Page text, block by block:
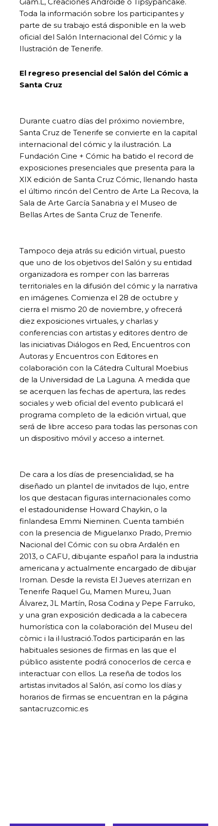
Toda la información sobre los participantes y
parte de su trabajo está disponible en la web
oficial del Salón Internacional del Cómic y la
Ilustración de Tenerife.
El regreso presencial del Salón del Cómic a
Santa Cruz
Durante cuatro días del próximo noviembre,
Santa Cruz de Tenerife se convierte en la capital
internacional del cómic y la ilustración. La
Fundación Cine + Cómic ha batido el record de
exposiciones presenciales que presenta para la
XIX edición de Santa Cruz Cómic, llenando hasta
el último rincón del Centro de Arte La Recova, la
Sala de Arte García Sanabria y el Museo de
Bellas Artes de Santa Cruz de Tenerife.
Tampoco deja atrás su edición virtual, puesto
que uno de los objetivos del Salón y su entidad
organizadora es romper con las barreras
territoriales en la difusión del cómic y la narrativa
en imágenes. Comienza el 28 de octubre y
cierra el mismo 20 de noviembre, y ofrecerá
diez exposiciones virtuales, y charlas y
conferencias con artistas y editores dentro de
las iniciativas Diálogos en Red, Encuentros con
Autoras y Encuentros con Editores en
colaboración con la Cátedra Cultural Moebius
de la Universidad de La Laguna. A medida que
se acerquen las fechas de apertura, las redes
sociales y web oficial del evento publicará el
programa completo de la edición virtual, que
será de libre acceso para todas las personas con
un dispositivo móvil y acceso a internet.
De cara a los días de presencialidad, se ha
diseñado un plantel de invitados de lujo, entre
los que destacan figuras internacionales como
el estadounidense Howard Chaykin, o la
finlandesa Emmi Nieminen. Cuenta también
con la presencia de Miguelanxo Prado, Premio
Nacional del Cómic con su obra Ardalén en
2013, o CAFU, dibujante español para la industria
americana y actualmente encargado de dibujar
Iroman. Desde la revista El Jueves aterrizan en
Tenerife Raquel Gu, Mamen Mureu, Juan
Álvarez, JL Martín, Rosa Codina y Pepe Farruko,
y una gran exposición dedicada a la cabecera
humorística con la colaboración del Museu del
còmic i la il·lustració.Todos participarán en las
habituales sesiones de firmas en las que el
público asistente podrá conocerlos de cerca e
interactuar con ellos. La reseña de todos los
artistas invitados al Salón, así como los días y
horarios de firmas se encuentran en la página
santacruzcomic.es